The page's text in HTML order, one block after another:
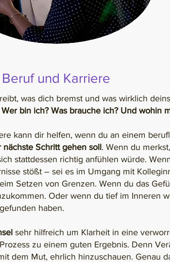
Beruf und Karriere
was dich bremst und was wirklich
Wer bin ich? Was brauche ich? Und wohin
kann dir helfen, wenn du an einem
nächste Schritt gehen soll. Wenn du
stattdessen richtig anfühlen würde.
stößt – sei es im Umgang mit
Setzen von Grenzen. Wenn du das
Oder wenn du tief im Inneren
haben.
sehr hilfreich um Klarheit in eine
zu einem guten Ergebnis. Denn
dem Mut, ehrlich hinzuschauen. Genau